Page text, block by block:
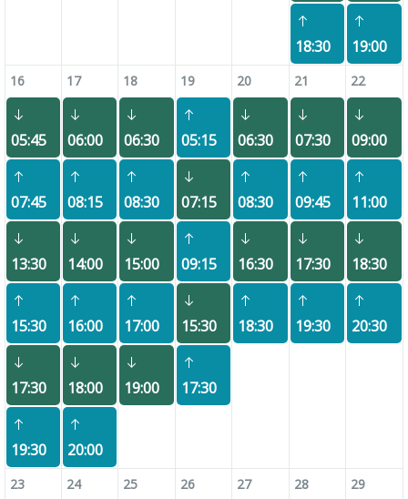
18:30 19:00
16
05:45
07:45
13:30
15:30
17:30
19:30
17
06:00
08:15
14:00
16:00
18:00
20:00
18
06:30
08:30
15:00
17:00
19:00
19
05:15
07:15
09:15
15:30
17:30
20
06:30
08:30
16:30
18:30
21
07:30
09:45
17:30
19:30
22
09:00
11:00
18:30
20:30
23 24 25 26 27 28 29